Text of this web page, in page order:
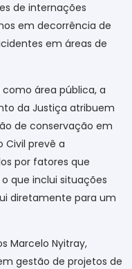
de internações
em decorrência de
em áreas de
área pública, a
da Justiça atribuem
de conservação em
Civil prevê a
por fatores que
que inclui situações
diretamente para um
Marcelo Nyitray,
gestão de projetos de